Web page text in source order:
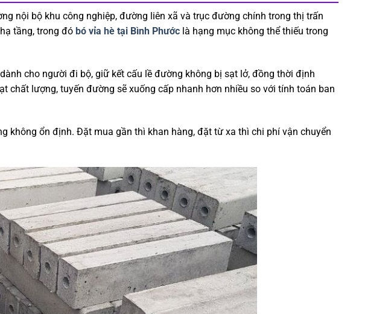
nội bộ khu công nghiệp, đường liên xã và trục đường chính trong thị trấn
tầng, trong đó bó vỉa hè tại Bình Phước là hạng mục không thể thiếu trong
cho người đi bộ, giữ kết cấu lề đường không bị sạt lở, đồng thời định
lượng, tuyến đường sẽ xuống cấp nhanh hơn nhiều so với tính toán ban
không ổn định. Đặt mua gần thì khan hàng, đặt từ xa thì chi phí vận chuyển